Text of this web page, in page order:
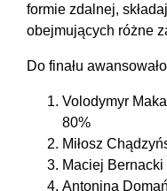
formie zdalnej,
obejmujących różne
Do finału
Volodymyr
80%
Miłosz
Maciej
Antonina